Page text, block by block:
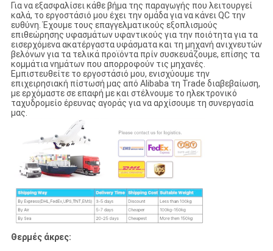
Για να εξασφαλίσει κάθε βήμα της παραγωγής που λειτουργεί
καλά, το εργοστάσιό μου έχει την ομάδα για να κάνει QC την
ευθύνη. Έχουμε τους επαγγελματικούς εξοπλισμούς
επιθεώρησης υφασμάτων υφαντικούς για την ποιότητα για τα
εισερχόμενα ακατέργαστα υφάσματα και τη μηχανή ανιχνευτών
βελόνων για τα τελικά προϊόντα πρίν συσκευάζουμε, επίσης τα
κομμάτια νημάτων που απορροφούν τις μηχανές.
Εμπιστευθείτε το εργοστάσιό μου, ενισχύουμε την
επιχειρησιακή πίστωσή μας από Alibaba τη Trade διαβεβαίωση,
με ερχόμαστε σε επαφή με και στέλνουμε το ηλεκτρονικό
ταχυδρομείο έρευνας αγοράς για να αρχίσουμε τη συνεργασία
μας.
Θερμές άκρες: